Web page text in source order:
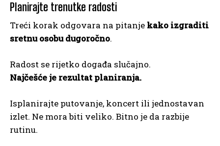
Planirajte trenutke radosti
Treći korak odgovara na pitanje kako izgraditi
sretnu osobu dugoročno.
Radost se rijetko događa slučajno.
Najčešće je rezultat planiranja.
Isplanirajte putovanje, koncert ili jednostavan
izlet. Ne mora biti veliko. Bitno je da razbije
rutinu.